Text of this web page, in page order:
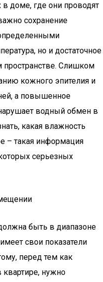
доме, где они проводят
сохранение
но и достаточное
пространстве. Слишком
кожного эпителия и
а повышенное
водный обмен в
какая влажность
– такая информация
серьезных
быть в диапазоне
свои показатели
перед тем как
квартире, нужно